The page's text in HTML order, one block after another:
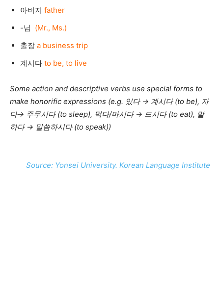
아버지 father
-님 (Mr., Ms.)
출장 a business trip
계시다 to be, to live
Some action and descriptive verbs use special forms to
make honorific expressions (e.g. 있다 → 계시다 (to be), 자
다→ 주무시다 (to sleep), 먹다/마시다 → 드시다 (to eat), 말
하다 → 말씀하시다 (to speak))
Source: Yonsei University. Korean Language Institute